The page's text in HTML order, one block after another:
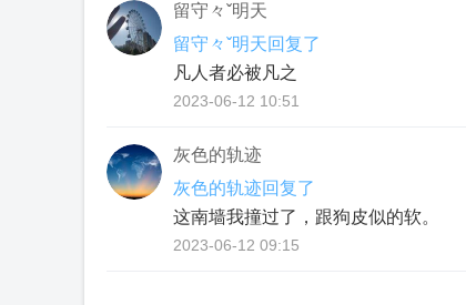
留守々ˇ明天
留守々ˇ明天回复了
凡人者必被凡之
2023-06-12 10:51
灰色的轨迹
灰色的轨迹回复了
这南墙我撞过了，跟狗皮似的软。
2023-06-12 09:15